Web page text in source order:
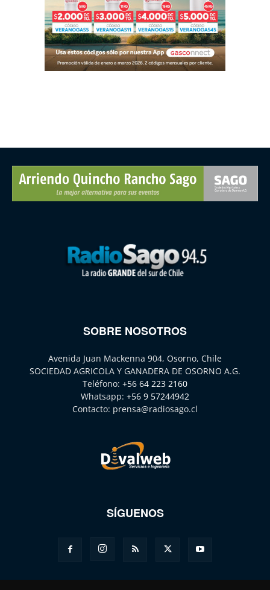
SOBRE NOSOTROS
Avenida Juan Mackenna 904, Osorno, Chile
SOCIEDAD AGRICOLA Y GANADERA DE OSORNO A.G.
Teléfono: +56 64 223 2160
Whatsapp: +56 9 57244942
Contacto: prensa@radiosago.cl
SÍGUENOS